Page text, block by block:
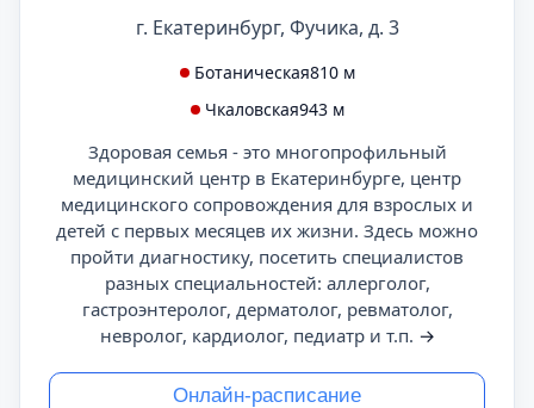
г. Екатеринбург, Фучика, д. 3
Ботаническая810 м
Чкаловская943 м
Здоровая семья - это многопрофильный
медицинский центр в Екатеринбурге, центр
медицинского сопровождения для взрослых и
детей с первых месяцев их жизни. Здесь можно
пройти диагностику, посетить специалистов
разных специальностей: аллерголог,
гастроэнтеролог, дерматолог, ревматолог,
невролог, кардиолог, педиатр и т.п. →
Онлайн-расписание